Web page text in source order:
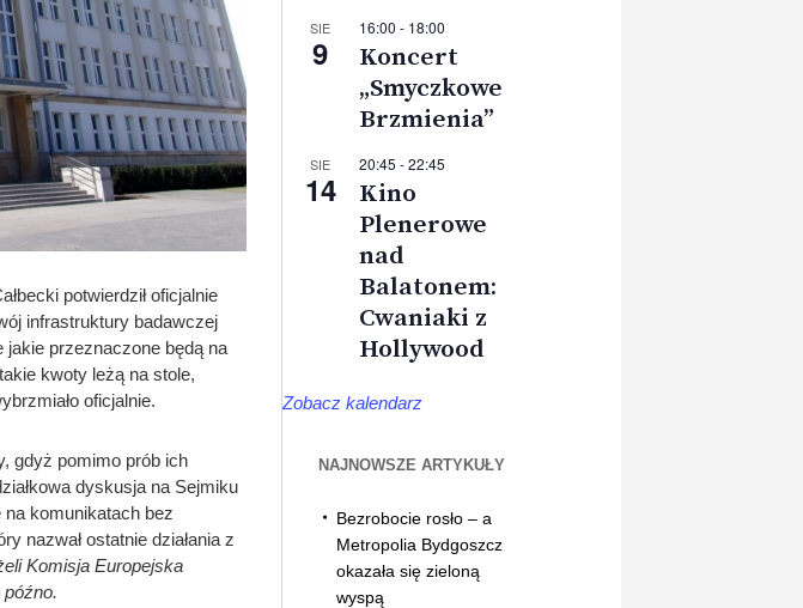
potwierdził oficjalnie
infrastruktury badawczej
jakie przeznaczone będą na
kwoty leżą na stole,
oficjalnie.
gdyż pomimo prób ich
dyskusja na Sejmiku
na komunikatach bez
nazwał ostatnie działania z
Komisja Europejska
SIE
9
16:00 - 18:00
Koncert
„Smyczkowe
Brzmienia”
SIE
14
20:45 -22:45
Kino
Plenerowe
nad
Balatonem:
Cwaniaki z
Hollywood
Zobacz kalendarz
NAJNOWSZE ARTYKUŁY
Bezrobocie rosło – a
Metropolia Bydgoszcz
okazała się zieloną
wyspą